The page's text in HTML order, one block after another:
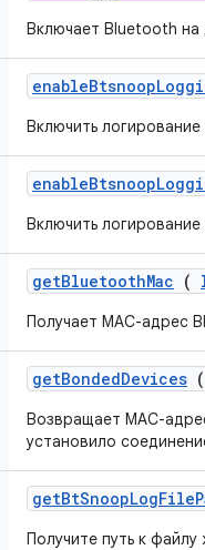
Включает Bluetooth на
enableBtsnoop
Включить
enableBtsnoop
Включить
getBluetoothMac (
Получает MAC-адрес
getBondedDevices (
Возвращает MAC-
установило
getBtSnoopLogFile
Получите путь к